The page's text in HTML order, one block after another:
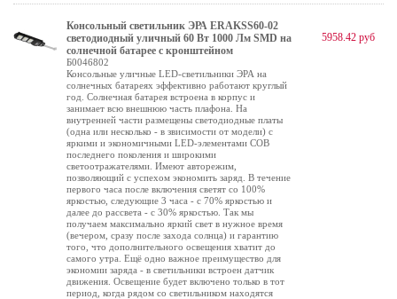
Консольный светильник ЭРА ERAKSS60-02
светодиодный уличный 60 Вт 1000 Лм SMD на
солнечной батарее с кронштейном
Б0046802
Консольные уличные LED-светильники ЭРА на
солнечных батареях эффективно работают круглый
год. Солнечная батарея встроена в корпус и
занимает всю внешнюю часть плафона. На
внутренней части размещены светодиодные платы
(одна или несколько - в звисимости от модели) с
яркими и экономичными LED-элементами COB
последнего поколения и широкими
светоотражателями. Имеют авторежим,
позволяющий с успехом экономить заряд. В течение
первого часа после включения светят со 100%
яркостью, следующие 3 часа - с 70% яркостью и
далее до рассвета - с 30% яркостью. Так мы
получаем максимально яркий свет в нужное время
(вечером, сразу после захода солнца) и гарантию
того, что дополнительного освещения хватит до
самого утра. Ещё одно важное преимущество для
экономии заряда - в светильники встроен датчик
движения. Освещение будет включено только в тот
период, когда рядом со светильником находятся
5958.42 руб